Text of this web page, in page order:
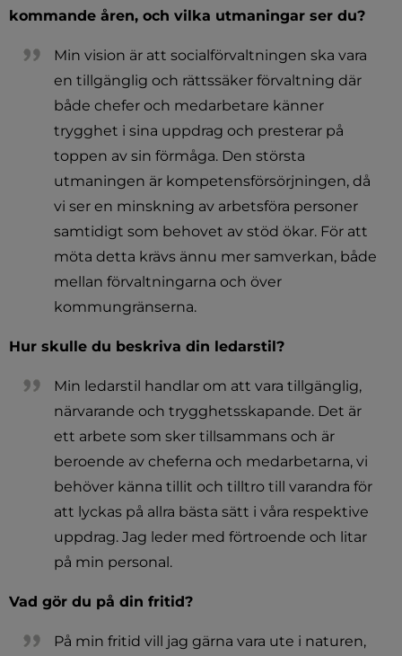
kommande åren, och vilka utmaningar ser du?
Min vision är att socialförvaltningen ska vara
en tillgänglig och rättssäker förvaltning där
både chefer och medarbetare känner
trygghet i sina uppdrag och presterar på
toppen av sin förmåga. Den största
utmaningen är kompetensförsörjningen, då
vi ser en minskning av arbetsföra personer
samtidigt som behovet av stöd ökar. För att
möta detta krävs ännu mer samverkan, både
mellan förvaltningarna och över
kommungränserna.
Hur skulle du beskriva din ledarstil?
Min ledarstil handlar om att vara tillgänglig,
närvarande och trygghetsskapande. Det är
ett arbete som sker tillsammans och är
beroende av cheferna och medarbetarna, vi
behöver känna tillit och tilltro till varandra för
att lyckas på allra bästa sätt i våra respektive
uppdrag. Jag leder med förtroende och litar
på min personal.
Vad gör du på din fritid?
På min fritid vill jag gärna vara ute i naturen,